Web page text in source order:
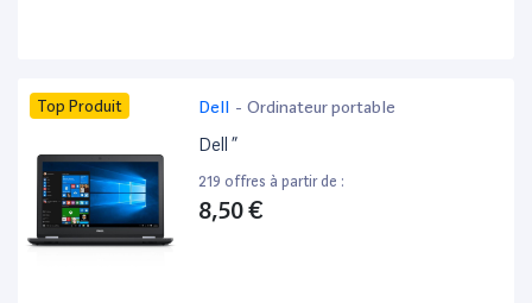
Top Produit Dell - Ordinateur portable
Dell ”
219 offres à partir de :
8,50 €